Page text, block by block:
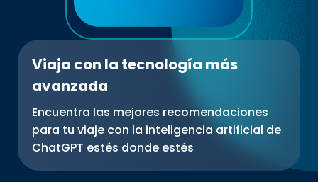
Viaja con la tecnología más
avanzada
Encuentra las mejores recomendaciones
para tu viaje con la inteligencia artificial de
ChatGPT estés donde estés